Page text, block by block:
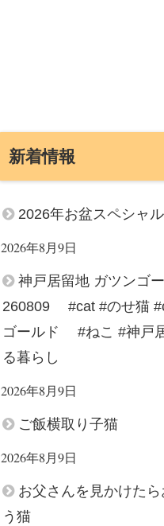
新着情報
2026年お盆スペシャ
2026年8月9日
神戸居留地 ガツンゴ
260809 #cat #のせ猫
ゴールド #ねこ #神戸
る暮らし
2026年8月9日
ご飯横取り子猫
2026年8月9日
お父さんを見かけた
う猫